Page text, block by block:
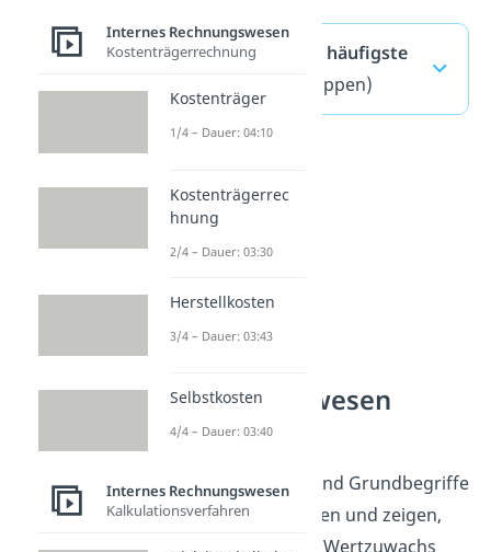
Ertrag Erlös — häufigste
(ausklappen)
Rechnungswesen
verstehen
Ertrag und Erlös sind Grundbegriffe
im Rechnungswesen und zeigen,
wie Unternehmen Wertzuwachs
Internes Rechnungswesen
Kostenträgerrechnung
Kostenträger
1/4 – Dauer: 04:10
Kostenträgerrec
hnung
2/4 – Dauer: 03:30
Herstellkosten
3/4 – Dauer: 03:43
Selbstkosten
4/4 – Dauer: 03:40
Internes Rechnungswesen
Kalkulationsverfahren